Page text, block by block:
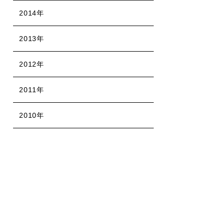
2014年
2013年
2012年
2011年
2010年